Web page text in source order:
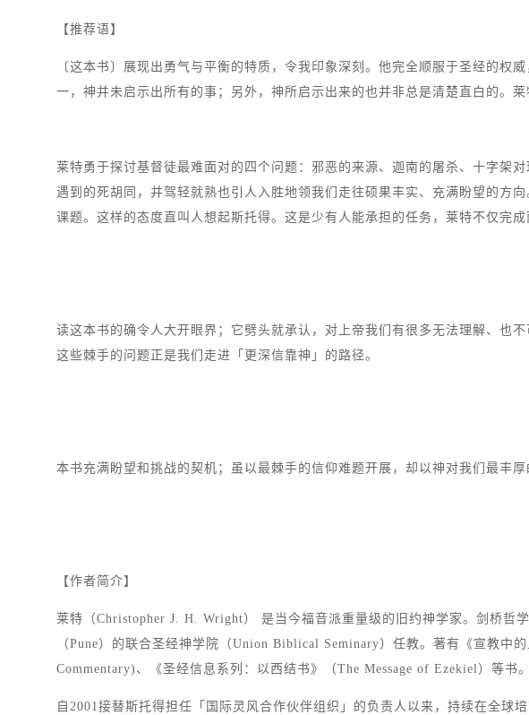
【推荐语】
〔这本书〕展现出勇气与平衡的特质，令我印象深刻。他完全顺服于圣经的
一，神并未启示出所有的事；另外，神所启示出来的也并非总是清楚直白的。
莱特勇于探讨基督徒最难面对的四个问题：邪恶的来源、迦南的屠杀、十字架
遇到的死胡同，并驾轻就熟也引人入胜地领我们走往硕果丰实、充满盼望的方
课题。这样的态度直叫人想起斯托得。这是少有人能承担的任务，莱特不仅完成
读这本书的确令人大开眼界；它劈头就承认，对上帝我们有很多无法理解、也
这些棘手的问题正是我们走进「更深信靠神」的路径。
本书充满盼望和挑战的契机；虽以最棘手的信仰难题开展，却以神对我们最丰
【作者简介】
莱特（Christopher J. H. Wright） 是当今福音派重量级的旧约神学家。剑桥哲
（Pune）的联合圣经神学院（Union Biblical Seminary）任教。著有《宣教中
Commentary)、《圣经信息系列：以西结书》（The Message of Ezekiel）等书。
自2001接替斯托得担任「国际灵风合作伙伴组织」的负责人以来，持续在全球